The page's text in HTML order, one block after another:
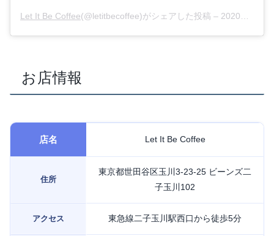
Let It Be Coffee(@letitbecoffee)がシェアした投稿 – 2020年 9月月3日午後8時50分PDT
お店情報
店名 Let It Be Coffee
住所
東京都世田谷区玉川3-23-25 ビーンズ二
子玉川102
アクセス 東急線二子玉川駅西口から徒歩5分